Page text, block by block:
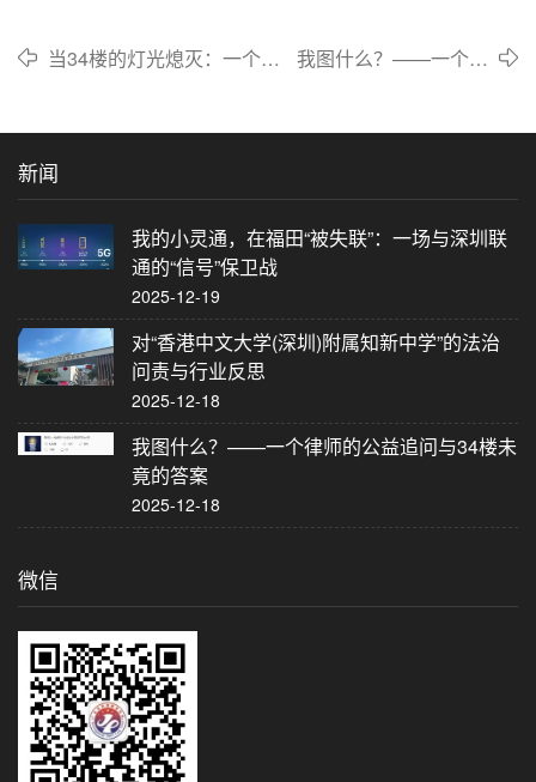
当34楼的灯光熄灭：一个父
我图什么？——一个律
新闻
我的小灵通，在福田“被失联”：一场与深圳联
通的“信号”保卫战
2025-12-19
对“香港中文大学(深圳)附属知新中学”的法治
问责与行业反思
2025-12-18
我图什么？——一个律师的公益追问与34楼未
竟的答案
2025-12-18
微信